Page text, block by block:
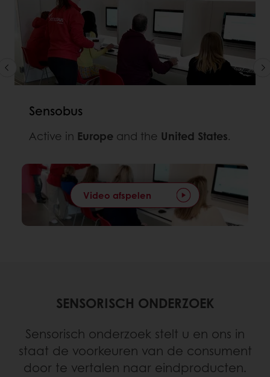
Sensobus
Active in Europe and the United States.
Video afspelen
SENSORISCH ONDERZOEK
Sensorisch onderzoek stelt u en ons in
staat de voorkeuren van de consument
door te vertalen naar eindproducten.